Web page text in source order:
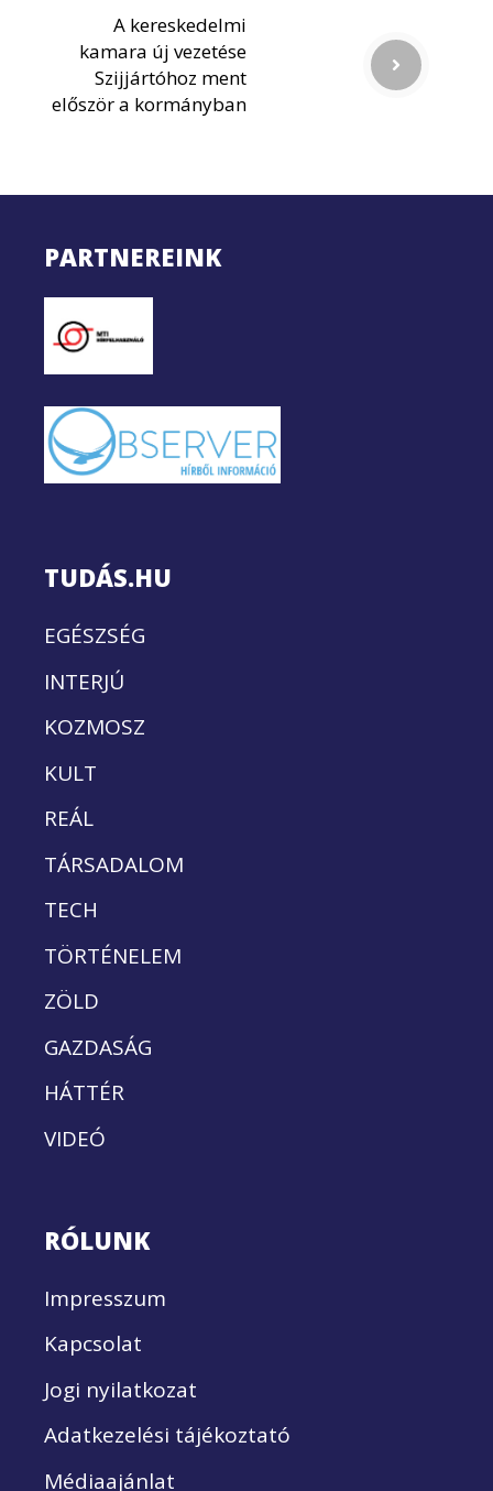
A kereskedelmi
kamara új vezetése
Szijjártóhoz ment
először a kormányban
PARTNEREINK
TUDÁS.HU
EGÉSZSÉG
INTERJÚ
KOZMOSZ
KULT
REÁL
TÁRSADALOM
TECH
TÖRTÉNELEM
ZÖLD
GAZDASÁG
HÁTTÉR
VIDEÓ
RÓLUNK
Impresszum
Kapcsolat
Jogi nyilatkozat
Adatkezelési tájékoztató
Médiaajánlat